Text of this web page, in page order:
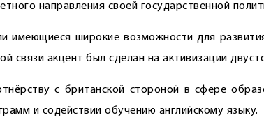
направления своей государственной
имеющиеся широкие возможности для
связи акцент был сделан на активизации
с британской стороной в сфере
и содействии обучению английскому языку.